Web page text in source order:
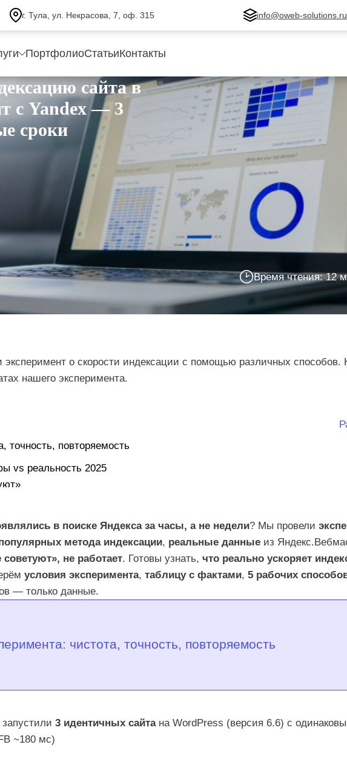
г. Тула, ул. Некрасова, 7, оф. 315 info@oweb-solutions.ru
ПортфолиоСтатьиКонтакты
сайта в
с Yandex — 3
сроки
Время чтения: 12
о скорости индексации с помощью различных способов.
нашего эксперимента.
точность, повторяемость
vs реальность 2025
в 2025: 5 рабочих способов
вопросы
индексации» в Яндекс.Вебмастере?
в поиске Яндекса за часы, а не недели? Мы провели
метода индексации, реальные данные из
советуют», не работает. Готовы узнать, что реально ускоряет
условия эксперимента, таблицу с фактами, 5 рабочих
— только данные.
чистота, точность, повторяемость
3 идентичных сайтана WordPress (версия 6.6) с
~180 мс)